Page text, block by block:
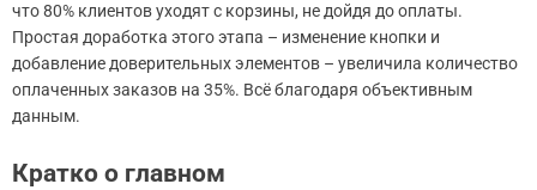
что 80% клиентов уходят с корзины, не дойдя до оплаты.
Простая доработка этого этапа – изменение кнопки и
добавление доверительных элементов – увеличила количество
оплаченных заказов на 35%. Всё благодаря объективным
данным.
Кратко о главном